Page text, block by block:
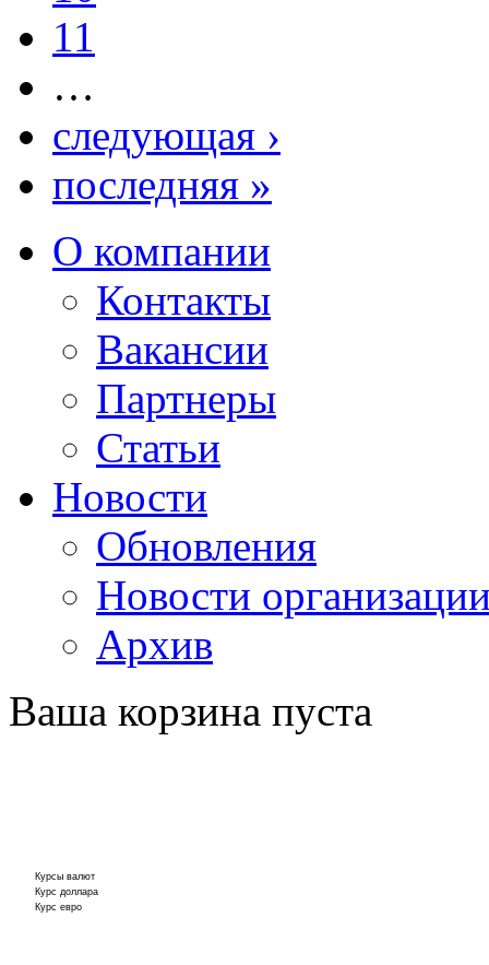
11
…
следующая ›
последняя »
О компании
Контакты
Вакансии
Партнеры
Статьи
Новости
Обновления
Новости
Архив
Ваша корзина пуста
Курсы валют
Курс доллара
Курс евро